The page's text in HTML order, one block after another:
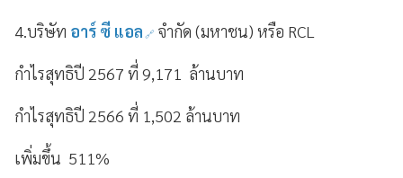
4.บริษัท อาร์ ซี แอล จำกัด (มหาชน) หรือ RCL
กำไรสุทธิปี 2567 ที่ 9,171 ล้านบาท
กำไรสุทธิปี 2566 ที่ 1,502 ล้านบาท
เพิ่มขึ้น 511%